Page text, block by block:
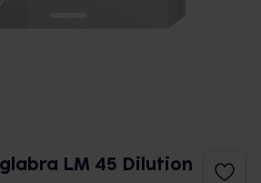
glabra LM 45 Dilution